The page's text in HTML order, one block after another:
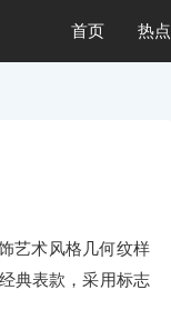
首页 热点
艺术风格几何纹样
典表款，采用标志